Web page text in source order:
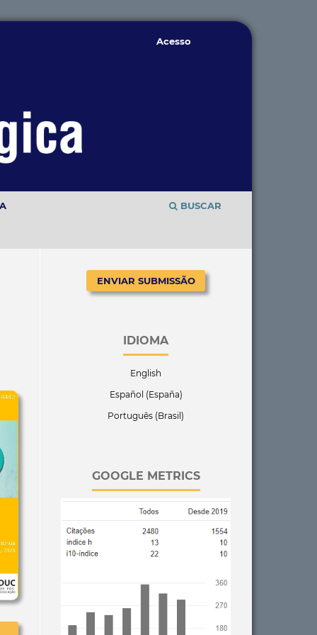
BUSCAR
Acesso
ENVIAR SUBMISSÃO
IDIOMA
English
Español (España)
Português (Brasil)
GOOGLE METRICS